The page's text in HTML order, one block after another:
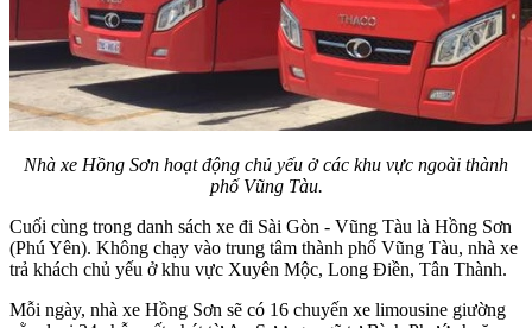
Nhà xe Hồng Sơn hoạt động chủ yếu ở các khu vực ngoài thành
phố Vũng Tàu.
Cuối cùng trong danh sách xe đi Sài Gòn - Vũng Tàu là Hồng Sơn
(Phú Yên). Không chạy vào trung tâm thành phố Vũng Tàu, nhà xe
trả khách chủ yếu ở khu vực Xuyên Mộc, Long Điền, Tân Thành.
Mỗi ngày, nhà xe Hồng Sơn sẽ có 16 chuyến xe limousine giường